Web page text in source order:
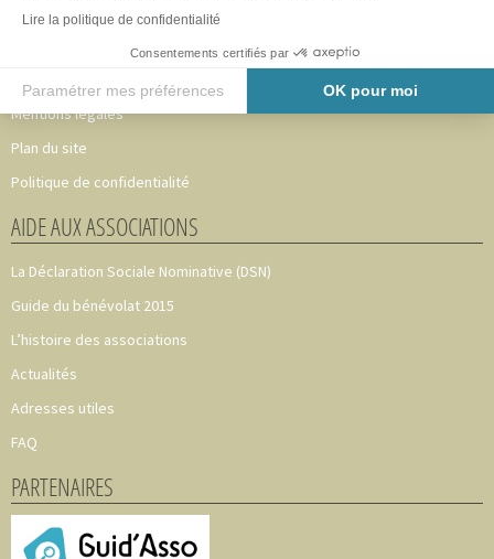
Lire la politique de confidentialité
Consentements certifiés par
Paramétrer mes préférences OK pour moi
Axeptio consent
Plateforme de Gestion du Consentement : Personnalisez vos
Notre équipe
Mentions légales
Plan du site
Politique de confidentialité
AIDE AUX ASSOCIATIONS
La Déclaration Sociale Nominative (DSN)
Guide du bénévolat 2015
L’histoire des associations
Actualités
Adresses utiles
FAQ
PARTENAIRES